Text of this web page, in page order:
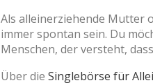
Als alleinerziehende Mutter
immer spontan sein. Du
Menschen, der versteht,
Über die Singlebörse für